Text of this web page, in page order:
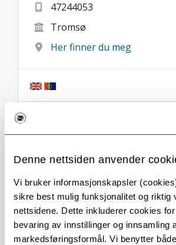
Denne nettsiden anvender
Vi bruker informasjonskapsler
sikre best mulig funksjonalitet og riktig
nettsidene. Dette inkluderer cookies
bevaring av innstillinger og innsamling
markedsføringsformål. Vi benytter
47244053
Tromsø
Her finner du meg
Om
Forskning og
Her finner du meg
Stillingsbeskrivelse